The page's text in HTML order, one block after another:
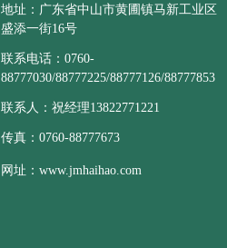
地址：广东省中山市黄圃镇马新工业区
盛添一街16号
联系电话：0760-
88777030/88777225/88777126/88777853
联系人：祝经理13822771221
传真：0760-88777673
网址：www.jmhaihao.com